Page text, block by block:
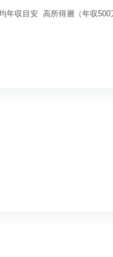
年収目安 高所得層（年収500